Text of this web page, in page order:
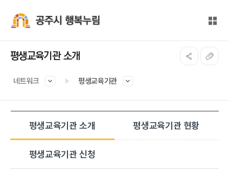
전체
평생교육기관 소개
네트워크 평생교육기관
평생교육기관 소개 평생교육기관 현황
평생교육기관 신청